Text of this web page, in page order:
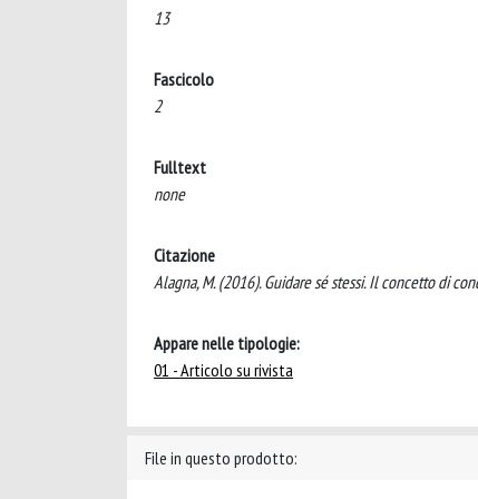
13
Fascicolo
2
Fulltext
none
Citazione
Alagna, M. (2016). Guidare sé stessi. Il concetto di
Appare nelle tipologie:
01 - Articolo su rivista
File in questo prodotto: